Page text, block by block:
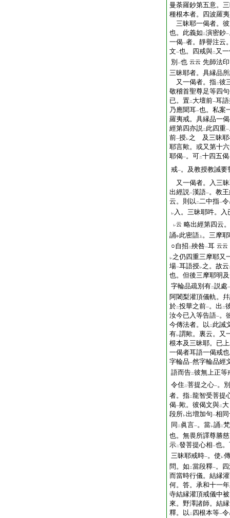
曼荼羅鈔第五意。
種根本者。四波羅
三昧耶一偈者。
也。此義如 二演密鈔一
一偈一者。靜譽注云
文一也。四戒與二 又
別 一也 云云 先師法印
三昧耶者。具縁品
又一偈者。指二彼
敬稽首聖尊足等四
已。置二 大壇前一耳
乃應聞耳一也。私案
羅夷戒。具縁品一
經第四亦説二 此四重一
前一授レ之 及三昧耶
耶言歟。或又第十
耶偈一。可二十四五偈
戒一。及教授教誡要
又一偈者。入三
出經説一漢語一。教
云。則以 二二中指一令
レ 入。三昧耶吽。入
レ云 略出經第四云
誦中此密語 上 。三摩
○自招 二殃咎一耳 云云
レ之仍四重三摩耶又
場一耳語授レ之。故云
也。但後三摩耶明
字輪品疏別有二説處一
阿闍梨灌頂儀軌。
於二投華之前一。出 二
汝今已入等告語一。
今傳法者。以 二 此誡
有レ謂歟。裏云。又
根本及三昧耶。已
一偈者耳語一偈戒
字輪品一然字輪品經
語而告二彼無上正等
令住 二菩提之心一。
者。指二龍智受菩提
偈一歟。彼偈文與二
段所レ出増加句一相
同 二 眞言一。當レ誦二
也。無畏所譯尊勝
示二發菩提心相一也
三昧耶戒時一。使 レ傳
問。如 二當段釋一。
而當時行儀。結縁
何。答。承和十一
寺結縁灌頂戒儀中被
來。野澤諸師。結
釋。以 二 四根本等一令